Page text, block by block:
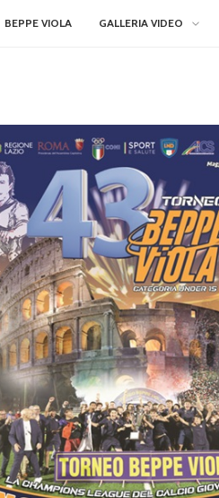
BEPPE VIOLA GALLERIA VIDEO